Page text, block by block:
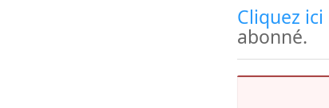
Cliquez ici
abonné.